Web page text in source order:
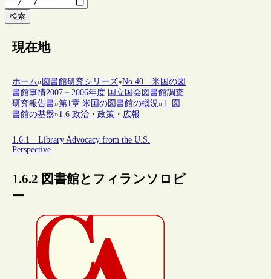
検索
現在地
ホーム»図書館研究シリーズ»No.40 米国の図
書館事情2007－2006年度 国立国会図書館調査
研究報告書»第1章 米国の図書館の概況»1. 図
書館の基盤»1.6 政治・政策・広報
1.6.1 Library Advocacy from the U.S.
Perspective
1.6.2 図書館とフィランソロピ
ー